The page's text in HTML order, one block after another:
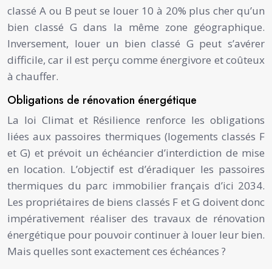
classé A ou B peut se louer 10 à 20% plus cher qu’un
bien classé G dans la même zone géographique.
Inversement, louer un bien classé G peut s’avérer
difficile, car il est perçu comme énergivore et coûteux
à chauffer.
Obligations de rénovation énergétique
La loi Climat et Résilience renforce les obligations
liées aux passoires thermiques (logements classés F
et G) et prévoit un échéancier d’interdiction de mise
en location. L’objectif est d’éradiquer les passoires
thermiques du parc immobilier français d’ici 2034.
Les propriétaires de biens classés F et G doivent donc
impérativement réaliser des travaux de rénovation
énergétique pour pouvoir continuer à louer leur bien.
Mais quelles sont exactement ces échéances ?